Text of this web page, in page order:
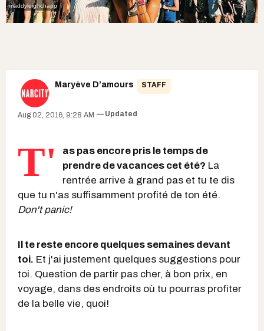
maddyleighchapp
Maryève D’amours STAFF
Aug 02, 2016, 9:28 AM Updated
T'
as pas encore pris le temps de
prendre de vacances cet été? La
rentrée arrive à grand pas et tu te dis
que tu n'as suffisamment profité de ton été.
Don't panic!
Il te reste encore quelques semaines devant
toi. Et j'ai justement quelques suggestions pour
toi. Question de partir pas cher, à bon prix, en
voyage, dans des endroits où tu pourras profiter
de la belle vie, quoi!